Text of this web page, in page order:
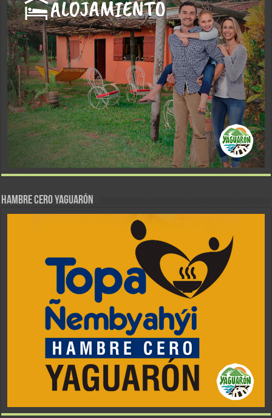
Hambre Cero Yaguarón